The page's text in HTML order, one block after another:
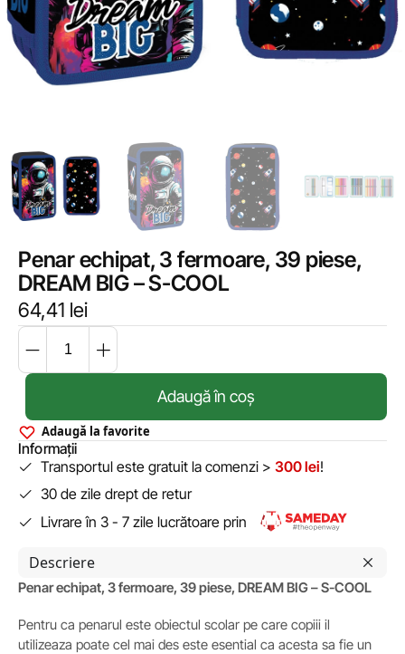
Penar echipat, 3 fermoare, 39 piese,
DREAM BIG – S-COOL
64,41 lei
Adaugă în coș
Adaugă la favorite
Informații
Transportul este gratuit la comenzi > 300 lei!
30 de zile drept de retur
Livrare în 3 - 7 zile lucrătoare prin
Descriere
Penar echipat, 3 fermoare, 39 piese, DREAM BIG – S-COOL
Pentru ca penarul este obiectul scolar pe care copiii il
utilizeaza poate cel mai des este esential ca acesta sa fie un